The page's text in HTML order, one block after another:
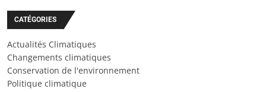
CATÉGORIES
Actualités Climatiques
Changements climatiques
Conservation de l'environnement
Politique climatique